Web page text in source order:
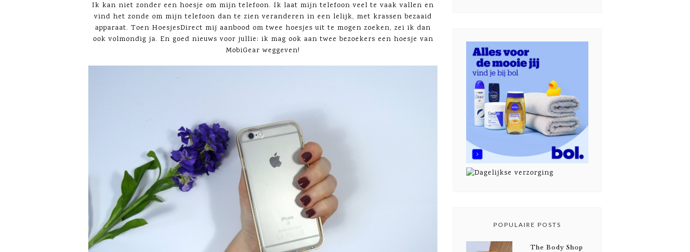
Ik kan niet zonder een hoesje om mijn telefoon. Ik laat mijn telefoon veel te vaak vallen en
vind het zonde om mijn telefoon dan te zien veranderen in een lelijk, met krassen bezaaid
apparaat. Toen HoesjesDirect mij aanbood om twee hoesjes uit te mogen zoeken, zei ik dan
ook volmondig ja. En goed nieuws voor jullie: ik mag ook aan twee bezoekers een hoesje van
MobiGear weggeven!
POPULAIRE POSTS
The Body Shop